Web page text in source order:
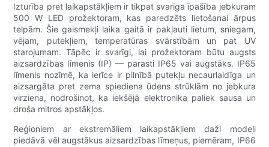
Izturība pret laikapstākļiem ir tikpat svarīga īpašība jebkuram
500 W LED prožektoram, kas paredzēts lietošanai ārpus
telpām. Šie gaismekļi laika gaitā ir pakļauti lietum, sniegam,
vējam, putekļiem, temperatūras svārstībām un pat UV
starojumam. Tāpēc ir svarīgi, lai prožektoram būtu augsts
aizsardzības līmenis (IP) — parasti IP65 vai augstāks. IP65
līmenis nozīmē, ka ierīce ir pilnībā putekļu necaurlaidīga un
aizsargāta pret zema spiediena ūdens strūklām no jebkura
virziena, nodrošinot, ka iekšējā elektronika paliek sausa un
droša mitros apstākļos.
Reģioniem ar ekstremāliem laikapstākļiem daži modeļi
piedāvā vēl augstākus aizsardzības līmeņus, piemēram, IP66